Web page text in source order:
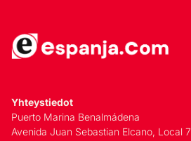
Yhteystiedot
Puerto Marina Benalmádena
Avenida Juan Sebastian Elcano, Local 7